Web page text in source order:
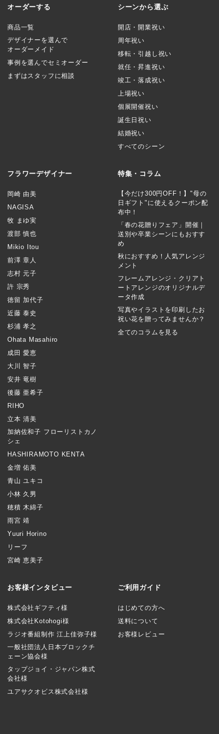
オーダーする
商品一覧
デザイナーを選んで
オーダーメイド
事例を選んでセミオーダー
まずはスタッフに相談
シーンから選ぶ
開店・開業祝い
周年祝い
移転・引越し祝い
就任・昇進祝い
竣工・落成祝い
上場祝い
個展開催祝い
誕生日祝い
結婚祝い
すべてのシーン
フラワーデザイナー
岡崎 由美
NAGISA
牧 まゆ実
渡部 慎也
Mikio Itou
前澤 章人
志村 元子
許 宗秀
徳留 加代子
近藤 泰史
杉浦 孝之
Ohata Masahiro
成田 愛恵
大川 智子
安井 竜樹
後藤 亜希子
RIHO
立本 清美
加納佐和子 フローリストカノ
シェ
HASHIRAMOTO KENTA
金増 佑美
青山 ユキコ
小林 久男
穂積 木綿子
雨宮 靖
Yuuri Horino
リーフ
宮崎 恵美子
特集・コラム
【今だけ300円OFF！】"母の
日ギフト"に使えるクーポン配
布中！
「春の花贈りフェア」開催｜
送別や卒業シーンにもおすす
め
秋におすすめ！人気アレンジ
メント
フレームアレンジ・クリアト
ートアレンジのオリジナルデ
ータ作成
写真やイラストを印刷したお
祝い花を贈ってみませんか？
全てのコラムを見る
お客様インタビュー
株式会社ギフティ様
株式会社Kotohogi様
ラジオ番組制作 江上佳弥子様
一般社団法人日本ブロックチ
ェーン協会様
タップジョイ・ジャパン株式
会社様
ユアサクオビス株式会社様
ご利用ガイド
はじめての方へ
送料について
お客様レビュー